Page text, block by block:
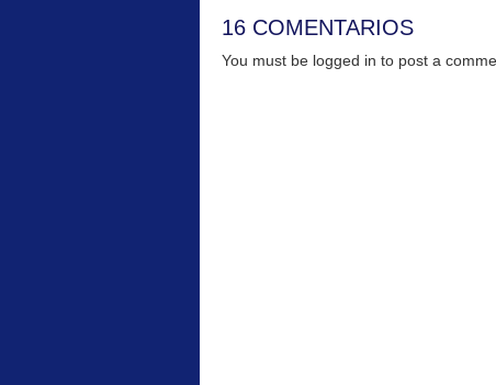
16 COMENTARIOS
You must be logged in to post a